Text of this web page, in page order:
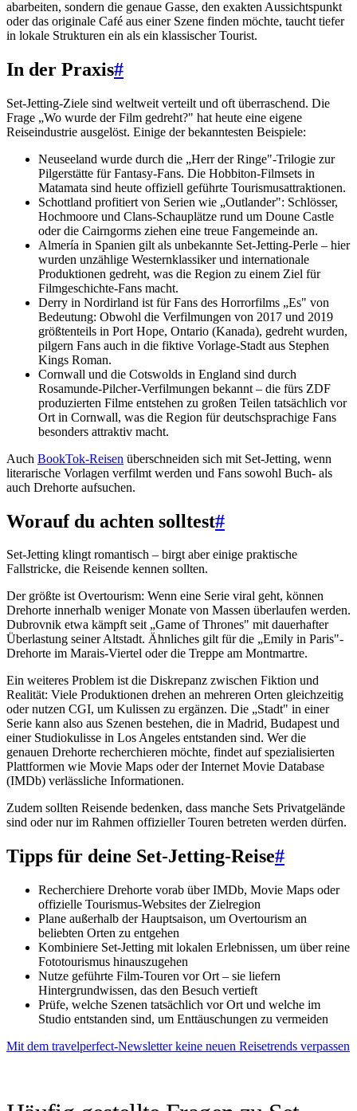
abarbeiten, sondern die genaue Gasse, den exakten Aussichtspunkt
oder das originale Café aus einer Szene finden möchte, taucht tiefer
in lokale Strukturen ein als ein klassischer Tourist.
In der Praxis#
Set-Jetting-Ziele sind weltweit verteilt und oft überraschend. Die
Frage „Wo wurde der Film gedreht?" hat heute eine eigene
Reiseindustrie ausgelöst. Einige der bekanntesten Beispiele:
Neuseeland wurde durch die „Herr der Ringe"-Trilogie zur
Pilgerstätte für Fantasy-Fans. Die Hobbiton-Filmsets in
Matamata sind heute offiziell geführte Tourismusattraktionen.
Schottland profitiert von Serien wie „Outlander": Schlösser,
Hochmoore und Clans-Schauplätze rund um Doune Castle
oder die Cairngorms ziehen eine treue Fangemeinde an.
Almería in Spanien gilt als unbekannte Set-Jetting-Perle – hier
wurden unzählige Westernklassiker und internationale
Produktionen gedreht, was die Region zu einem Ziel für
Filmgeschichte-Fans macht.
Derry in Nordirland ist für Fans des Horrorfilms „Es" von
Bedeutung: Obwohl die Verfilmungen von 2017 und 2019
größtenteils in Port Hope, Ontario (Kanada), gedreht wurden,
pilgern Fans auch in die fiktive Vorlage-Stadt aus Stephen
Kings Roman.
Cornwall und die Cotswolds in England sind durch
Rosamunde-Pilcher-Verfilmungen bekannt – die fürs ZDF
produzierten Filme entstehen zu großen Teilen tatsächlich vor
Ort in Cornwall, was die Region für deutschsprachige Fans
besonders attraktiv macht.
Auch BookTok-Reisen überschneiden sich mit Set-Jetting, wenn
literarische Vorlagen verfilmt werden und Fans sowohl Buch- als
auch Drehorte aufsuchen.
Worauf du achten solltest#
Set-Jetting klingt romantisch – birgt aber einige praktische
Fallstricke, die Reisende kennen sollten.
Der größte ist Overtourism: Wenn eine Serie viral geht, können
Drehorte innerhalb weniger Monate von Massen überlaufen werden.
Dubrovnik etwa kämpft seit „Game of Thrones" mit dauerhafter
Überlastung seiner Altstadt. Ähnliches gilt für die „Emily in Paris"-
Drehorte im Marais-Viertel oder die Treppe am Montmartre.
Ein weiteres Problem ist die Diskrepanz zwischen Fiktion und
Realität: Viele Produktionen drehen an mehreren Orten gleichzeitig
oder nutzen CGI, um Kulissen zu ergänzen. Die „Stadt" in einer
Serie kann also aus Szenen bestehen, die in Madrid, Budapest und
einer Studiokulisse in Los Angeles entstanden sind. Wer die
genauen Drehorte recherchieren möchte, findet auf spezialisierten
Plattformen wie Movie Maps oder der Internet Movie Database
(IMDb) verlässliche Informationen.
Zudem sollten Reisende bedenken, dass manche Sets Privatgelände
sind oder nur im Rahmen offizieller Touren betreten werden dürfen.
Tipps für deine Set-Jetting-Reise#
Recherchiere Drehorte vorab über IMDb, Movie Maps oder
offizielle Tourismus-Websites der Zielregion
Plane außerhalb der Hauptsaison, um Overtourism an
beliebten Orten zu entgehen
Kombiniere Set-Jetting mit lokalen Erlebnissen, um über reine
Fototourismus hinauszugehen
Nutze geführte Film-Touren vor Ort – sie liefern
Hintergrundwissen, das den Besuch vertieft
Prüfe, welche Szenen tatsächlich vor Ort und welche im
Studio entstanden sind, um Enttäuschungen zu vermeiden
Mit dem travelperfect-Newsletter keine neuen Reisetrends verpassen